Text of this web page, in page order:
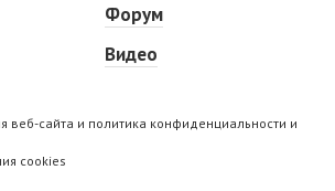
Форум
Видео
веб-сайта и политика конфиденциальности и
cookies